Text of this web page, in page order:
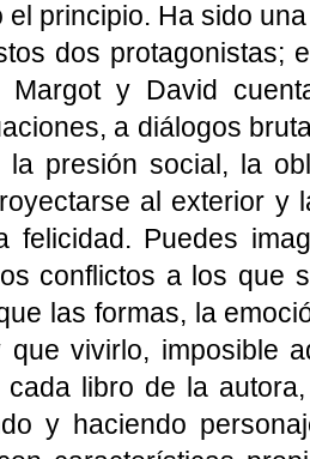
el principio. Ha sido
dos protagonistas;
y David
a diálogos
la presión social, la
al exterior y
felicidad. Puedes
conflictos a los que
las formas, la
que vivirlo, imposible
cada libro de la
y haciendo